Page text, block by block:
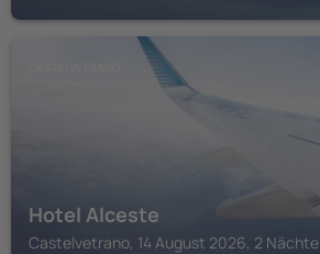
Hotel Alceste
Castelvetrano, 14 August 2026, 2 Nächte